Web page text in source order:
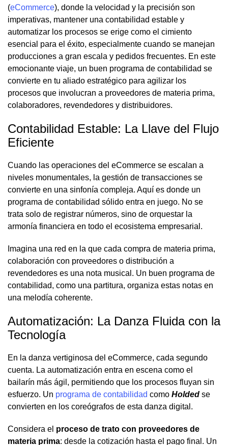
(eCommerce), donde la velocidad y la precisión son
imperativas, mantener una contabilidad estable y
automatizar los procesos se erige como el cimiento
esencial para el éxito, especialmente cuando se manejan
producciones a gran escala y pedidos frecuentes. En este
emocionante viaje, un buen programa de contabilidad se
convierte en tu aliado estratégico para agilizar los
procesos que involucran a proveedores de materia prima,
colaboradores, revendedores y distribuidores.
Contabilidad Estable: La Llave del Flujo
Eficiente
Cuando las operaciones del eCommerce se escalan a
niveles monumentales, la gestión de transacciones se
convierte en una sinfonía compleja. Aquí es donde un
programa de contabilidad sólido entra en juego. No se
trata solo de registrar números, sino de orquestar la
armonía financiera en todo el ecosistema empresarial.
Imagina una red en la que cada compra de materia prima,
colaboración con proveedores o distribución a
revendedores es una nota musical. Un buen programa de
contabilidad, como una partitura, organiza estas notas en
una melodía coherente.
Automatización: La Danza Fluida con la
Tecnología
En la danza vertiginosa del eCommerce, cada segundo
cuenta. La automatización entra en escena como el
bailarín más ágil, permitiendo que los procesos fluyan sin
esfuerzo. Un programa de contabilidad como Holded se
convierten en los coreógrafos de esta danza digital.
Considera el proceso de trato con proveedores de
materia prima: desde la cotización hasta el pago final. Un